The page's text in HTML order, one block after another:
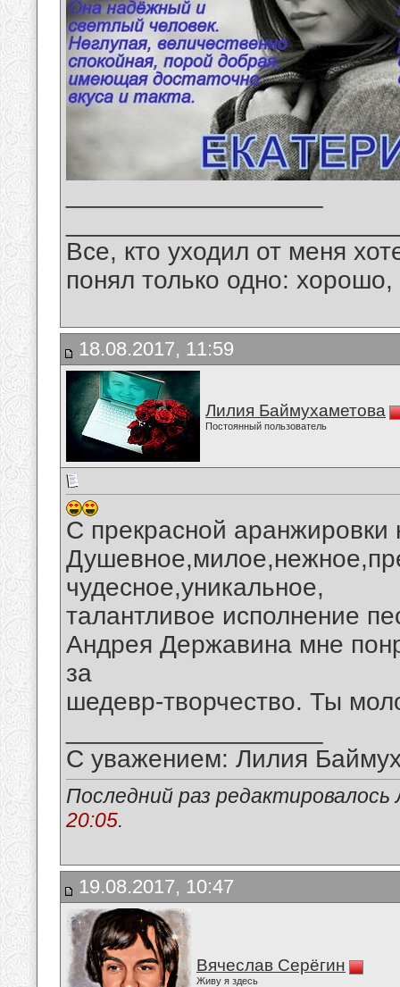
Все, кто уходил от меня
понял только одно:
18.08.2017, 11:59
Лилия Баймухаметова
Постоянный пользователь
С прекрасной аранжировки
чудесное,уникальное,
талантливое исполнение
Андрея Державина мне
за
шедевр-творчество. Ты
С уважением: Лилия
Последний раз
20:05.
19.08.2017, 10:47
Вячеслав Серёгин
Живу я здесь